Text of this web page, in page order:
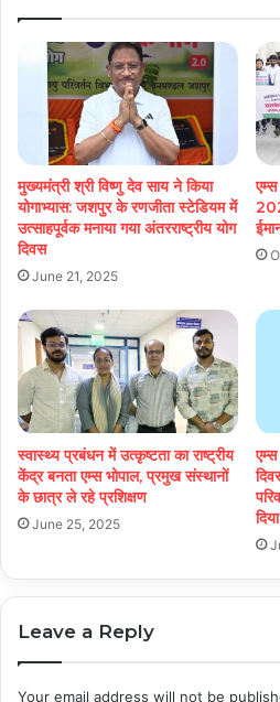
मुख्यमंत्री श्री विष्णु देव साय ने किया
योगाभ्यास: जशपुर के रणजीता स्टेडियम में
उत्साहपूर्वक मनाया गया अंतरराष्ट्रीय योग
दिवस
June 21, 2025
स्वास्थ्य प्रबंधन में उत्कृष्टता का राष्ट्रीय
केंद्र बनता एम्स भोपाल, प्रमुख संस्थानों
के छात्र ले रहे प्रशिक्षण
June 25, 2025
Leave a Reply
Your email address will not be